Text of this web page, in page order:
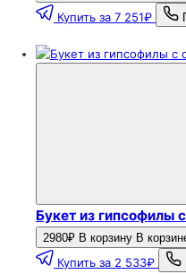
Купить за 7 251₽
Букет из гипсофилы
2980₽ В корзину В
Купить за 2 533₽